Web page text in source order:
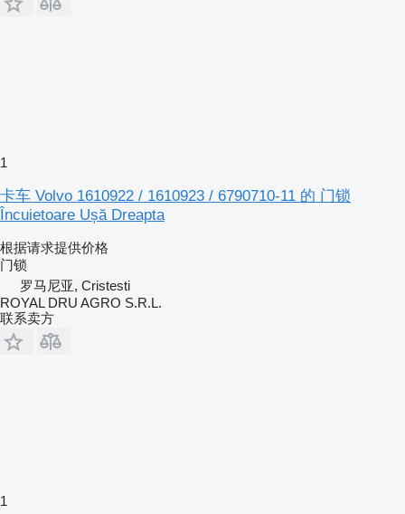
1
卡车 Volvo 1610922 / 1610923 / 6790710-11 的 门锁
Încuietoare Ușă Dreapta
根据请求提供价格
门锁
罗马尼亚, Cristesti
ROYAL DRU AGRO S.R.L.
联系卖方
1